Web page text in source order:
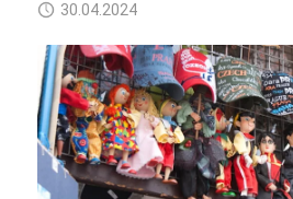
30.04.2024
Oscar